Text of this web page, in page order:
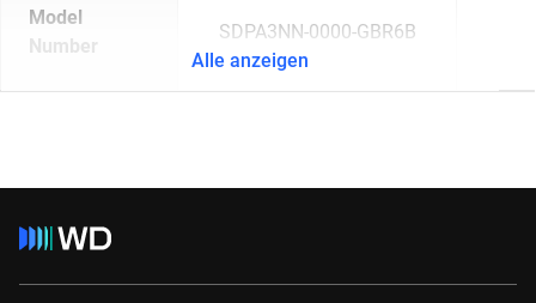
Model
Number
SDPA3NN-0000-GBR6B
Alle anzeigen